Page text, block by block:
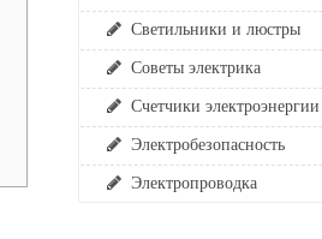
Светильники и люстры
Советы электрика
Счетчики электроэнергии
Электробезопасность
Электропроводка